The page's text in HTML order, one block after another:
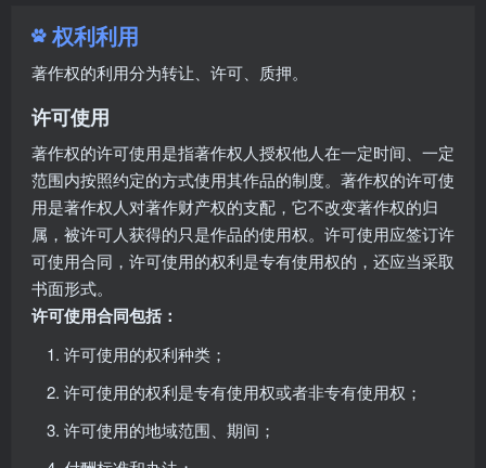
权利利用
著作权的利用分为转让、许可、质押。
许可使用
著作权的许可使用是指著作权人授权他人在一定时间、一定
范围内按照约定的方式使用其作品的制度。著作权的许可使
用是著作权人对著作财产权的支配，它不改变著作权的归
属，被许可人获得的只是作品的使用权。许可使用应签订许
可使用合同，许可使用的权利是专有使用权的，还应当采取
书面形式。
许可使用合同包括：
许可使用的权利种类；
许可使用的权利是专有使用权或者非专有使用权；
许可使用的地域范围、期间；